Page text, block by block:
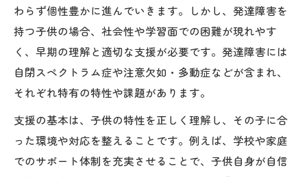
地域資源を活かした子供の成長支援策
発達障害なら長野県で頼れる相談窓口はどこ
子供の成長をサポートする相談窓口の選び
方
長野県で発達障害相談を受ける際のポイン
ト
子供の成長相談で役立つ地域機関の特徴
発達障害の診断と子供の成長に関する相談
わらず個性豊かに進んでいきます。しかし、発達障害を
持つ子供の場合、社会性や学習面での困難が現れやす
く、早期の理解と適切な支援が必要です。発達障害には
自閉スペクトラム症や注意欠如・多動症などが含まれ、
それぞれ特有の特性や課題があります。
支援の基本は、子供の特性を正しく理解し、その子に合
った環境や対応を整えることです。例えば、学校や家庭
でのサポート体制を充実させることで、子供自身が自信